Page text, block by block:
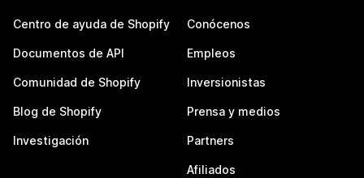
Centro de ayuda de Shopify
Documentos de API
Comunidad de Shopify
Blog de Shopify
Investigación
Conócenos
Empleos
Inversionistas
Prensa y medios
Partners
Afiliados